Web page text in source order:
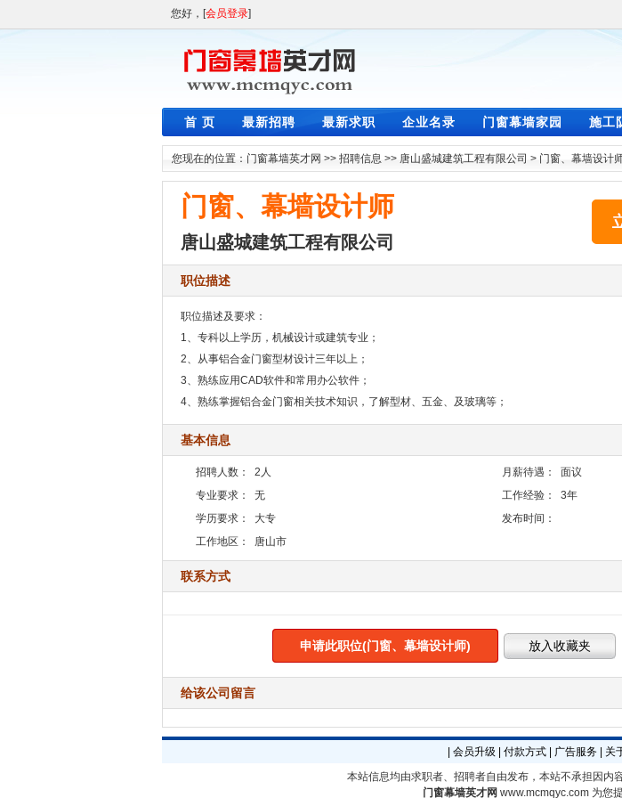
您好，[会员登录]
首 页 最新招聘 最新求职 企业名录 门窗幕墙家园 施工
您现在的位置： 门窗幕墙英才网 >> 招聘信息 >> 唐山盛城建筑工程有限公司 > 门窗、幕墙设计
门窗、幕墙设计师
唐山盛城建筑工程有限公司
职位描述
职位描述及要求：
1、专科以上学历，机械设计或建筑专业；
2、从事铝合金门窗型材设计三年以上；
3、熟练应用CAD软件和常用办公软件；
4、熟练掌握铝合金门窗相关技术知识，了解型材、五金、及玻璃等；
基本信息
招聘人数： 2人 月薪待遇：
面议
专业要求：
无 工作经验：
3年
学历要求：
大专
发布时间：
工作地区：
唐山市
联系方式
申请此职位(门窗、幕墙设计师)
给该公司留言
会员升级 付款方式| 广告服务| 关
本站信息均由求职者、招聘者自由发布，本站不承担因内
门窗幕墙英才网 www.mcmqyc.com 为您